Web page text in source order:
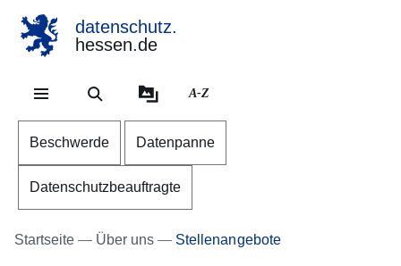
datenschutz.
hessen.de
A-Z
Beschwerde Datenpanne
Datenschutzbeauftragte
Startseite Über uns Stellenangebote